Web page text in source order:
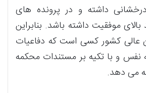
داشته و در پرونده های
موفقیت داشته باشد. بنابراین
عالی کشور کسی است که دفاعیات
نفس و با تکیه بر مستندات محکمه
می دهد.